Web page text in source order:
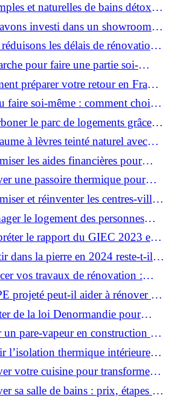
et naturelles de bains détox
investi dans un showroom-
apporte aux clients
les délais de rénovation à
6?
pour faire une partie soi-
le reste ?
préparer votre retour en France
à distance ?
faire soi-même : comment choisir
?
le parc de logements grâce à
?
à lèvres teinté naturel avec
les aides financières pour
une passoire thermique pour
? et réinventer les centres-villes
de Ville ?
le logement des personnes
aides financières ?
le rapport du GIEC 2023 et
?
dans la pierre en 2024 reste-t-il
vos travaux de rénovation :
pratiques ?
projeté peut-il aider à rénover et
?
de la loi Denormandie pour
et défiscaliser ?
pare-vapeur en construction et
erreurs à éviter?
l’isolation thermique intérieure
économe en énergie ?
votre cuisine pour transformer
?
sa salle de bains : prix, étapes et